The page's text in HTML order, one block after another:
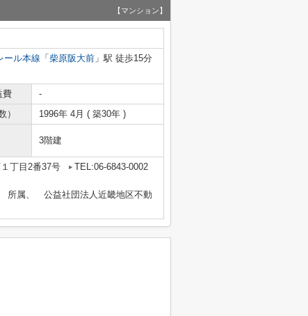
【マンション】
ール本線 「 柴原阪大前 」駅 徒歩15分
費
-
） 1996年 4月 ( 築30年 )
3階建
丁目2番37号
TEL:06-6843-0002
属、 公益社団法人近畿地区不動